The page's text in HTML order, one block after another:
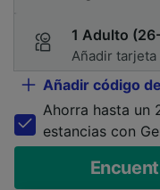
1 Adulto
Añadir
Añadir código
Ahorra hasta un
estancias con